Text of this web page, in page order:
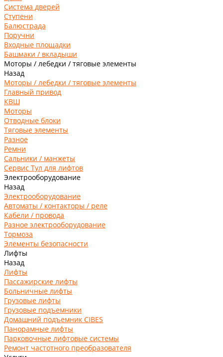
Система дверей
Ступени
Балюстрада
Поручни
Входные площадки
Башмаки / вкладыши
Моторы / лебедки / тяговые элементы
Назад
Моторы / лебедки / тяговые элементы
Главный привод
КВШ
Моторы
Отводные блоки
Тяговые элементы
Разное
Ремни
Сальники / манжеты
Сервис Тул для лифтов
Электрооборудование
Назад
Электрооборудование
Автоматы / контакторы / реле
Кабели / провода
Разное электрооборудование
Тормоза
Элементы безопасности
Лифты
Назад
Лифты
Пассажирские лифты
Больничные лифты
Грузовые лифты
Грузовые подъемники
Домашний подъемник CIBES
Панорамные лифты
Парковочные лифтовые системы
Ремонт частотного преобразователя